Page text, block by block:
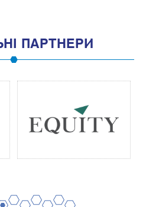
ПАРТНЕРИ